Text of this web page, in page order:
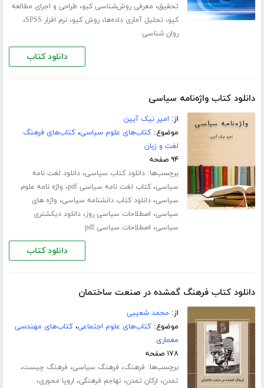
تحقیق، معرفی روش‌شناسی کیو، طراحی و اجرای مطالعه
کیو، تحلیل آماری داده‌ها،روش کیو،نرم افزار SPSS ،
روان شناسی
دانلود کتاب
دانلود کتاب واژه‌نامه سیاسی
از: امیر نیک آیین
موضوع:کتاب‌های علوم سیاسی،کتاب‌های فرهنگ
لغت و زبان
۹۴ صفحه
برچسب‌ها:دانلود کتاب سیاسی،دانلود لغت نامه
سیاسی،کتاب لغت نامه سیاسی pdf ، واژه نامه علوم
سیاسی،دانلود کتاب دانشنامه سیاسی، واژه های
سیاسی، اصطلاحات سیاسی روز،دانلود دیکشنری
سیاسی، اصطلاحات سیاسی pdf
دانلود کتاب
دانلود کتاب فرهنگ گمشده در صنعت ساختمان
از: محمد شعیبی
موضوع:کتاب‌های علوم اجتماعی،کتاب‌های مهندسی
معماری
۱۷۸ صفحه
برچسب‌ها: فرهنگ، فرهنگ سیاسی، فرهنگ چیست،
تمدن، ارکان تمدن، تهاجم فرهنگی، اروپا محوری،